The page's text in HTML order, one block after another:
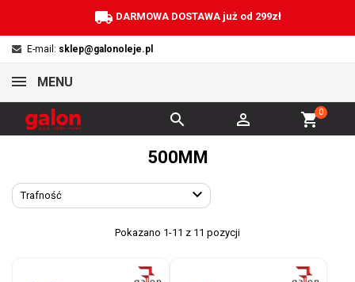
local_shipping DARMOWA DOSTAWA już od 299zł
E-mail: sklep@galonoleje.pl
MENU
shopping_cart0


500MM
Trafność 
Pokazano 1-11 z 11 pozycji